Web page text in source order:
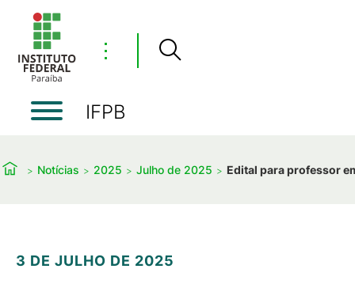
⋮
IFPB
Notícias 2025 Julho de 2025 Edital para professor
3 DE JULHO DE 2025